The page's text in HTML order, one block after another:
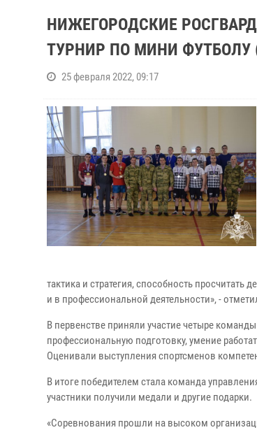
НИЖЕГОРОДСКИЕ
ТУРНИР ПО МИНИ ФУТБОЛУ
25 февраля 2022, 09:17
тактика и стратегия, способность
и в профессиональной деятельности», -
В первенстве приняли участие четыре
профессиональную подготовку, умение
Оценивали выступления спортсменов
В итоге победителем стала команда
участники получили медали и другие подарки.
«Соревнования прошли на высоком